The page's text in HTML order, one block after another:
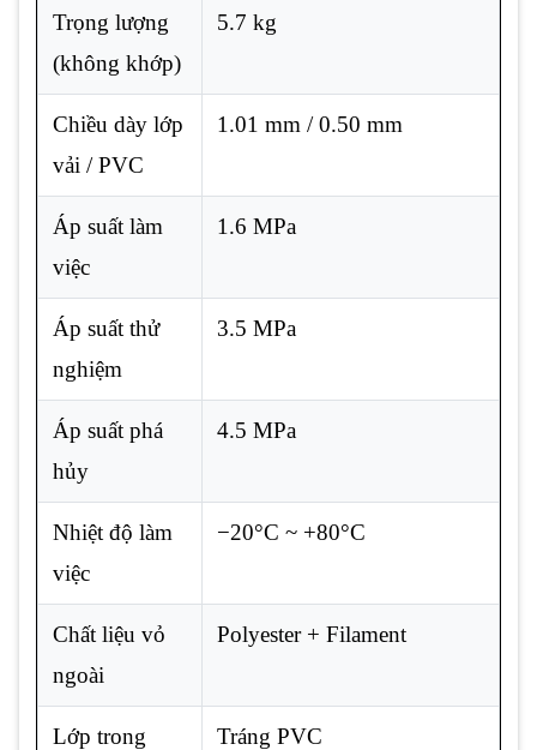
Trọng lượng
(không khớp)
5.7 kg
Chiều dày lớp
vải / PVC
1.01 mm / 0.50 mm
Áp suất làm
việc
1.6 MPa
Áp suất thử
nghiệm
3.5 MPa
Áp suất phá
hủy
4.5 MPa
Nhiệt độ làm
việc
−20°C ~ +80°C
Chất liệu vỏ
ngoài
Polyester + Filament
Lớp trong Tráng PVC